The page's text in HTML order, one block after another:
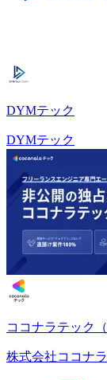
DYMテック
DYMテック
ココナラテック（
株式会社ココナ